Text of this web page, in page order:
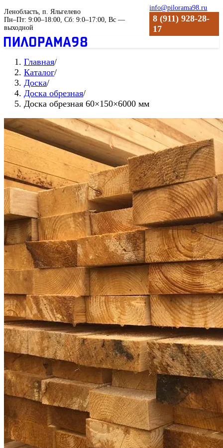
Ленобласть, п. Яльгелево
Пн–Пт: 9:00–18:00, Сб: 9:0–17:00, Вс —
выходной
info@pilorama98.ru
8 (911) 928-28-
17
Главная/
Каталог/
Доска/
Доска обрезная/
Доска обрезная 60×150×6000 мм